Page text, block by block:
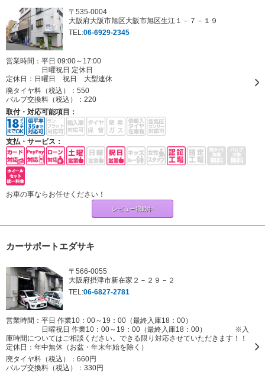
〒535-0004
大阪府大阪市旭区大阪市旭区生江１－７－１９
TEL:06-6929-2345
営業時間：平日 09:00～17:00
日曜祝日 定休日
定休日： 日曜日 祝日 大型連休
廃タイヤ料（税込）： 550
バルブ交換料（税込）： 220
取付・対応可能項目：
支払・サービス：
お車の事ならお任せください！
レビュー掲載中
カーサポートエダサキ
〒566-0055
大阪府摂津市新在家２－２９－２
TEL:06-6827-2781
営業時間：平日 作業10：00～19：00（最終入庫18：00）
日曜祝日 作業10：00～19：00（最終入庫18：00） ※入
庫時間についてはご相談ください。できる限り対応させていただきます！！
定休日： 年中無休（お盆・年末年始を除く）
廃タイヤ料（税込）： 660円
バルブ交換料（税込）： 330円